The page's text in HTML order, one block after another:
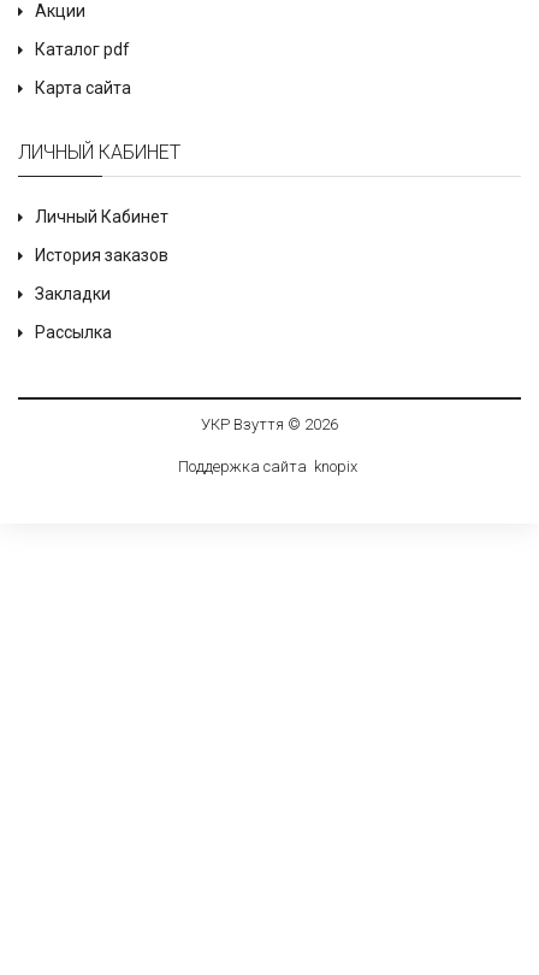
Акции
Каталог pdf
Карта сайта
ЛИЧНЫЙ КАБИНЕТ
Личный Кабинет
История заказов
Закладки
Рассылка
УКР Взуття © 2026
Поддержка сайта knopix